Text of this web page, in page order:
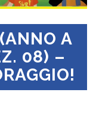
A
08) –